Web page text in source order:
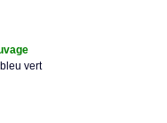
vert